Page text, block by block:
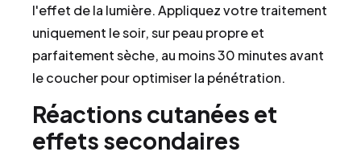
l'effet de la lumière. Appliquez votre traitement
uniquement le soir, sur peau propre et
parfaitement sèche, au moins 30 minutes avant
le coucher pour optimiser la pénétration.
Réactions cutanées et
effets secondaires